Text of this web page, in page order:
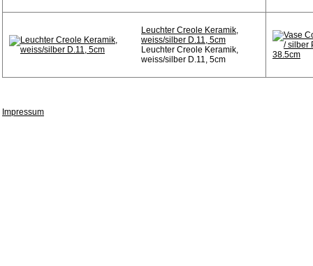
Leuchter Creole Keramik,
weiss/silber D.11, 5cm
Leuchter Creole Keramik,
weiss/silber D.11, 5cm
Impressum